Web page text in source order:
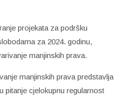
projekata za podršku
za 2024. godinu,
manjinskih prava.
manjinskih prava predstavlja
pitanje cjelokupnu regularnost